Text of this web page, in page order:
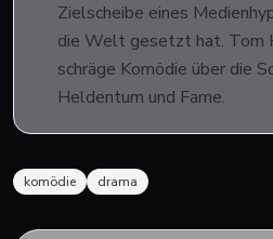
Zielscheibe eines
die Welt gesetzt hat. Tom
schräge Komödie über die
Heldentum und Fame.
komödie drama